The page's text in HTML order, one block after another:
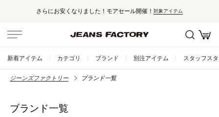
さらにお安くなりました！モアセール開催！ 対象アイテム
新着アイテム カテゴリ ブランド 別注アイテム スタッフス
ジーンズファクトリー ブランド一覧
ブランド一覧